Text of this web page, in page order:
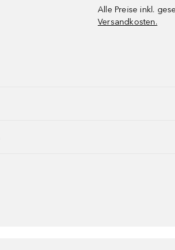
Alle Preise inkl.
Versandkosten.